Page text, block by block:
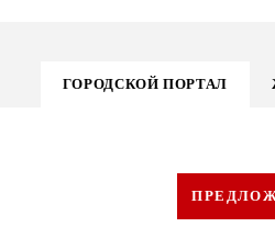
ГОРОДСКОЙ ПОРТАЛ